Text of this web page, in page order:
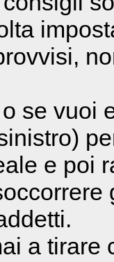
se vuoi
e poi
a tirare